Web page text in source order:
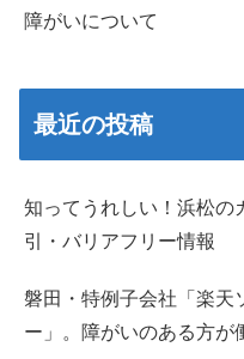
障がいについて
最近の投稿
知ってうれしい！浜松の
引・バリアフリー情報
磐田・特例子会社「楽天
ー」。障がいのある方が